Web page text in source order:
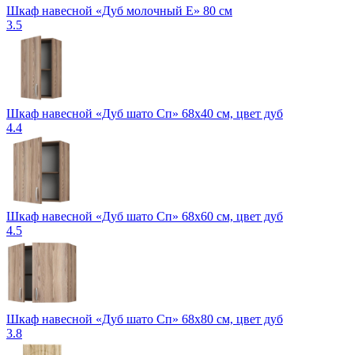
Шкаф навесной «Дуб молочный Е» 80 см
3.5
Шкаф навесной «Дуб шато Сп» 68х40 см, цвет дуб
4.4
Шкаф навесной «Дуб шато Сп» 68х60 см, цвет дуб
4.5
Шкаф навесной «Дуб шато Сп» 68х80 см, цвет дуб
3.8